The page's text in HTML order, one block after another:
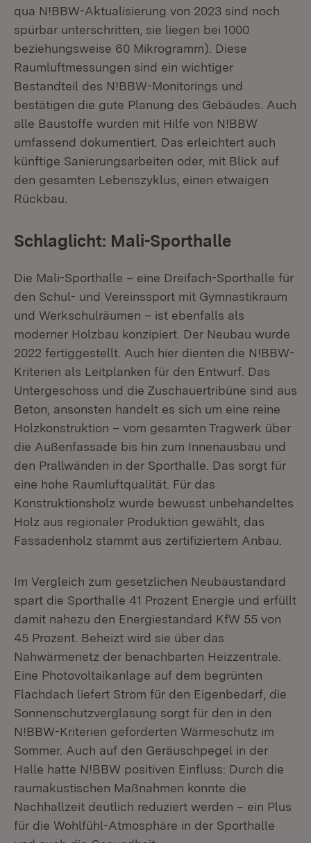
qua N!BBW-Aktualisierung von 2023 sind noch
spürbar unterschritten, sie liegen bei 1000
beziehungsweise 60 Mikrogramm). Diese
Raumluftmessungen sind ein wichtiger
Bestandteil des N!BBW-Monitorings und
bestätigen die gute Planung des Gebäudes. Auch
alle Baustoffe wurden mit Hilfe von N!BBW
umfassend dokumentiert. Das erleichtert auch
künftige Sanierungsarbeiten oder, mit Blick auf
den gesamten Lebenszyklus, einen etwaigen
Rückbau.
Schlaglicht: Mali-Sporthalle
Die Mali-Sporthalle – eine Dreifach-Sporthalle für
den Schul- und Vereinssport mit Gymnastikraum
und Werkschulräumen – ist ebenfalls als
moderner Holzbau konzipiert. Der Neubau wurde
2022 fertiggestellt. Auch hier dienten die N!BBW-
Kriterien als Leitplanken für den Entwurf. Das
Untergeschoss und die Zuschauertribüne sind aus
Beton, ansonsten handelt es sich um eine reine
Holzkonstruktion – vom gesamten Tragwerk über
die Außenfassade bis hin zum Innenausbau und
den Prallwänden in der Sporthalle. Das sorgt für
eine hohe Raumluftqualität. Für das
Konstruktionsholz wurde bewusst unbehandeltes
Holz aus regionaler Produktion gewählt, das
Fassadenholz stammt aus zertifiziertem Anbau.
Im Vergleich zum gesetzlichen Neubaustandard
spart die Sporthalle 41 Prozent Energie und erfüllt
damit nahezu den Energiestandard KfW 55 von
45 Prozent. Beheizt wird sie über das
Nahwärmenetz der benachbarten Heizzentrale.
Eine Photovoltaikanlage auf dem begrünten
Flachdach liefert Strom für den Eigenbedarf, die
Sonnenschutzverglasung sorgt für den in den
N!BBW-Kriterien geforderten Wärmeschutz im
Sommer. Auch auf den Geräuschpegel in der
Halle hatte N!BBW positiven Einfluss: Durch die
raumakustischen Maßnahmen konnte die
Nachhallzeit deutlich reduziert werden – ein Plus
für die Wohlfühl-Atmosphäre in der Sporthalle